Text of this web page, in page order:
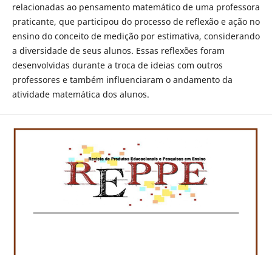
relacionadas ao pensamento matemático de uma professora
praticante, que participou do processo de reflexão e ação no
ensino do conceito de medição por estimativa, considerando
a diversidade de seus alunos. Essas reflexões foram
desenvolvidas durante a troca de ideias com outros
professores e também influenciaram o andamento da
atividade matemática dos alunos.